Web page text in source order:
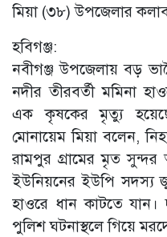
মিয়া (৩৮) উপজেলার
হবিগঞ্জ:
নবীগঞ্জ উপজেলায় বড়
নদীর তীরবর্তী মমিনা
এক কৃষকের মৃত্যু
মোনায়েম মিয়া বলেন,
রামপুর গ্রামের মৃত
ইউনিয়নের ইউপি সদস্য
হাওরে ধান কাটতে
পুলিশ ঘটনাস্থলে গিয়ে